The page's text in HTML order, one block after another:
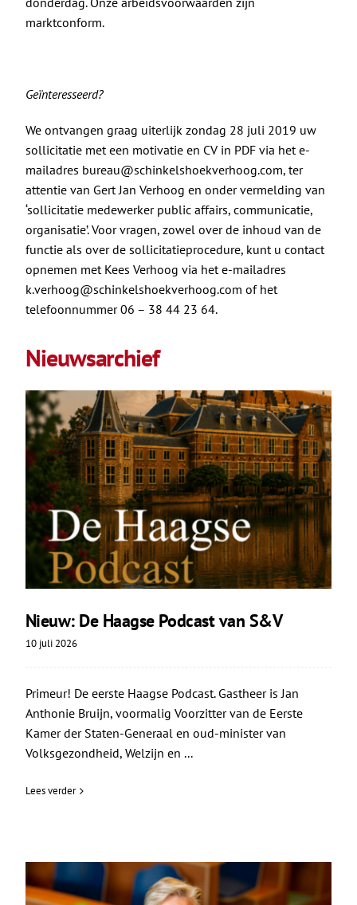
marktconform.
Geïnteresseerd?
We ontvangen graag uiterlijk zondag 28 juli 2019 uw
sollicitatie met een motivatie en CV in PDF via het e-
mailadres bureau@schinkelshoekverhoog.com, ter
attentie van Gert Jan Verhoog en onder vermelding van
‘sollicitatie medewerker public affairs, communicatie,
organisatie’. Voor vragen, zowel over de inhoud van de
functie als over de sollicitatieprocedure, kunt u contact
opnemen met Kees Verhoog via het e-mailadres
k.verhoog@schinkelshoekverhoog.com of het
telefoonnummer 06 – 38 44 23 64.
Nieuwsarchief
Nieuw: De Haagse Podcast van S&V
10 juli 2026
Primeur! De eerste Haagse Podcast. Gastheer is Jan
Anthonie Bruijn, voormalig Voorzitter van de Eerste
Kamer der Staten-Generaal en oud-minister van
Volksgezondheid, Welzijn en ...
Lees verder